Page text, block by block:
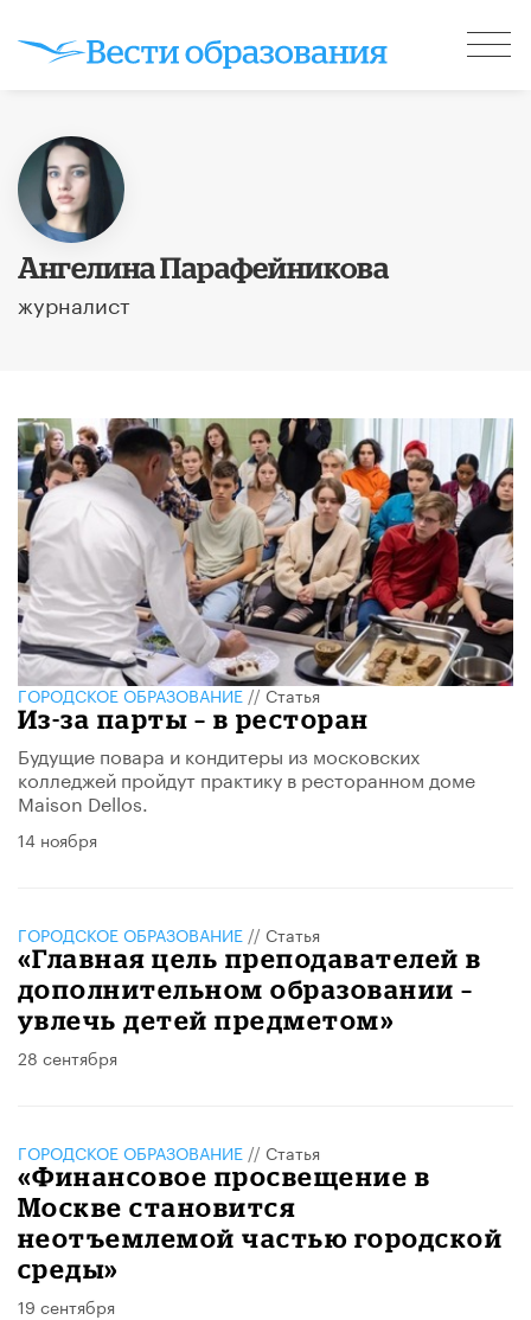
Ангелина Парафейникова
журналист
ГОРОДСКОЕ ОБРАЗОВАНИЕ//Статья
Из-за парты – в ресторан
Будущие повара и кондитеры из московских
колледжей пройдут практику в ресторанном доме
Maison Dellos.
14 ноября
ГОРОДСКОЕ ОБРАЗОВАНИЕ // Статья
«Главная цель преподавателей в
дополнительном образовании –
увлечь детей предметом»
28 сентября
ГОРОДСКОЕ ОБРАЗОВАНИЕ // Статья
«Финансовое просвещение в
Москве становится
неотъемлемой частью городской
среды»
19 сентября